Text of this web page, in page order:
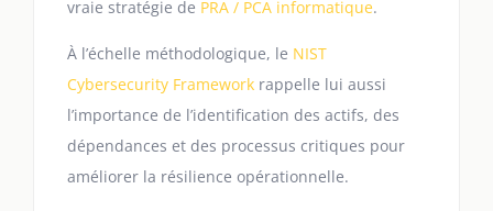
vraie stratégie de PRA / PCA informatique.
À l’échelle méthodologique, le NIST
Cybersecurity Framework rappelle lui aussi
l’importance de l’identification des actifs, des
dépendances et des processus critiques pour
améliorer la résilience opérationnelle.